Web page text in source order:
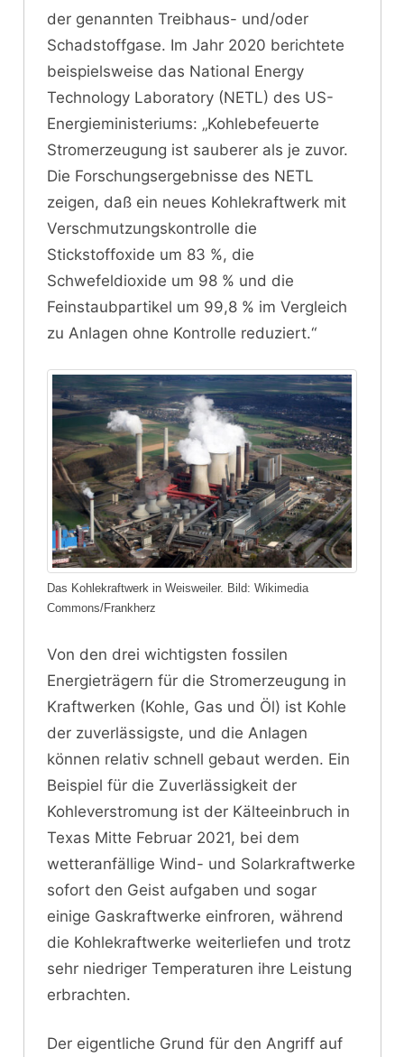
der genannten Treibhaus- und/oder
Schadstoffgase. Im Jahr 2020 berichtete
beispielsweise das National Energy
Technology Laboratory (NETL) des US-
Energieministeriums: „Kohlebefeuerte
Stromerzeugung ist sauberer als je zuvor.
Die Forschungsergebnisse des NETL
zeigen, daß ein neues Kohlekraftwerk mit
Verschmutzungskontrolle die
Stickstoffoxide um 83 %, die
Schwefeldioxide um 98 % und die
Feinstaubpartikel um 99,8 % im Vergleich
zu Anlagen ohne Kontrolle reduziert.“
Das Kohlekraftwerk in Weisweiler. Bild: Wikimedia
Commons/Frankherz
Von den drei wichtigsten fossilen
Energieträgern für die Stromerzeugung in
Kraftwerken (Kohle, Gas und Öl) ist Kohle
der zuverlässigste, und die Anlagen
können relativ schnell gebaut werden. Ein
Beispiel für die Zuverlässigkeit der
Kohleverstromung ist der Kälteeinbruch in
Texas Mitte Februar 2021, bei dem
wetteranfällige Wind- und Solarkraftwerke
sofort den Geist aufgaben und sogar
einige Gaskraftwerke einfroren, während
die Kohlekraftwerke weiterliefen und trotz
sehr niedriger Temperaturen ihre Leistung
erbrachten.
Der eigentliche Grund für den Angriff auf